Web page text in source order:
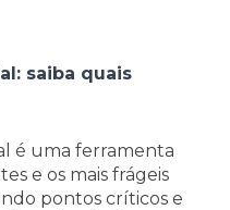
saiba quais
é uma ferramenta
e os mais frágeis
pontos críticos e